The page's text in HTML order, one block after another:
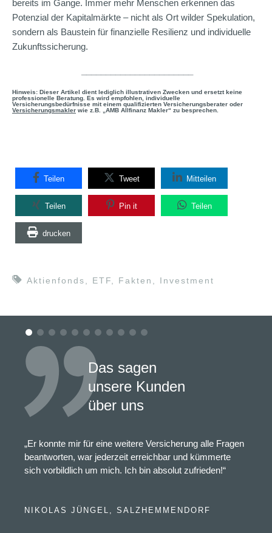
bereits im Gange. Immer mehr Menschen erkennen das
Potenzial der Kapitalmärkte – nicht als Ort wilder Spekulation,
sondern als Baustein für finanzielle Resilienz und individuelle
Zukunftssicherung.
Hinweis: Dieser Artikel dient lediglich illustrativen Zwecken und ersetzt keine
professionelle Beratung. Es wird empfohlen, individuelle
Versicherungsbedürfnisse mit einem qualifizierten Versicherungsberater oder
Versicherungsmakler wie z.B. „AMB Allfinanz Makler“ zu besprechen.
Teilen Tweet Mitteilen
Teilen Pin it Teilen
drucken
Aktienfonds ETF Fakten Investment
Das sagen
unsere Kunden
über uns
„Er konnte mir für eine weitere Versicherung alle Fragen
beantworten, war jederzeit erreichbar und kümmerte
sich vorbildlich um mich. Ich bin absolut zufrieden!“
NIKOLAS JÜNGEL, SALZHEMMENDORF